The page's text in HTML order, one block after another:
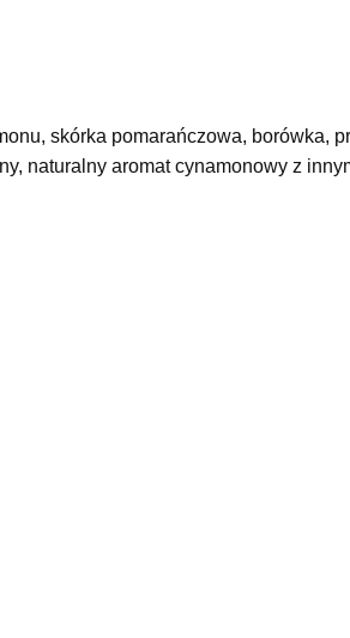
skórka pomarańczowa, borówka,
naturalny aromat cynamonowy z